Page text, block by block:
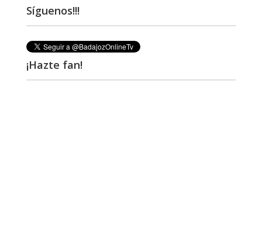
Síguenos!!!
¡Hazte fan!